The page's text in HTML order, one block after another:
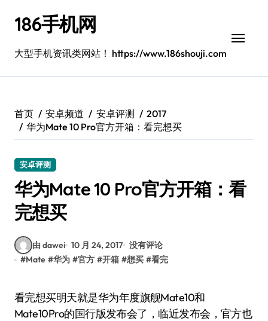
186手机网
大型手机资讯类网站！ https://www.186shouji.com
首页 安卓频道 安卓评测
2017
华为Mate 10 Pro官方开箱：看完想买
安卓评测
华为Mate 10 Pro官方开箱：看
完想买
由 dawei 10 月 24, 2017 没有评论
#Mate #华为 #官方 #开箱 #想买 #看完
看完想买明天就是华为年度旗舰Mate10和
Mate10Pro的国行版发布会了，临近发布会，官方也